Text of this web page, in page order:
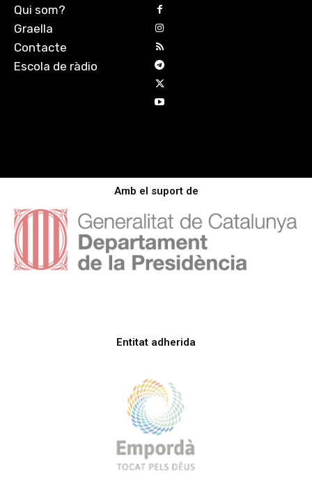
Qui som?
Graella
Contacte
Escola de ràdio
Amb el suport de
Entitat adherida